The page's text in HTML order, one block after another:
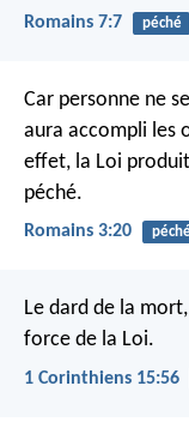
Romains 7:7 péché
Car personne ne
aura accompli les
effet, la Loi
péché.
Romains 3:20
Le dard de la
force de la Loi.
1 Corinthiens 15:56